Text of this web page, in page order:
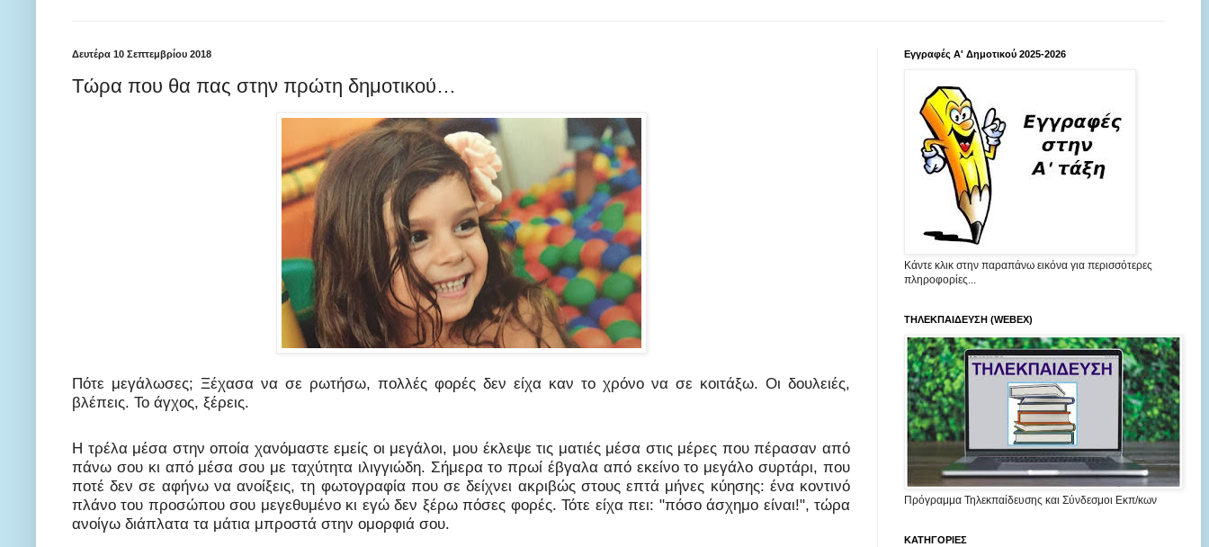
Δευτέρα 10 Σεπτεμβρίου 2018
Τώρα που θα πας στην πρώτη δημοτικού…
Πότε μεγάλωσες; Ξέχασα να σε ρωτήσω, πολλές φορές δεν είχα καν το χρόνο να σε κοιτάξω. Οι δουλειές,
βλέπεις. Το άγχος, ξέρεις.
Η τρέλα μέσα στην οποία χανόμαστε εμείς οι μεγάλοι, μου έκλεψε τις ματιές μέσα στις μέρες που πέρασαν από
πάνω σου κι από μέσα σου με ταχύτητα ιλιγγιώδη. Σήμερα το πρωί έβγαλα από εκείνο το μεγάλο συρτάρι, που
ποτέ δεν σε αφήνω να ανοίξεις, τη φωτογραφία που σε δείχνει ακριβώς στους επτά μήνες κύησης: ένα κοντινό
πλάνο του προσώπου σου μεγεθυμένο κι εγώ δεν ξέρω πόσες φορές. Τότε είχα πει: "πόσο άσχημο είναι!", τώρα
ανοίγω διάπλατα τα μάτια μπροστά στην ομορφιά σου.
Εγγραφές Α' Δημοτικού 2025-2026
Κάντε κλικ στην παραπάνω εικόνα για περισσότερες
πληροφορίες...
ΤΗΛΕΚΠΑΙΔΕΥΣΗ (WEBEX)
Πρόγραμμα Τηλεκπαίδευσης και Σύνδεσμοι Εκπ/κων
ΚΑΤΗΓΟΡΙΕΣ